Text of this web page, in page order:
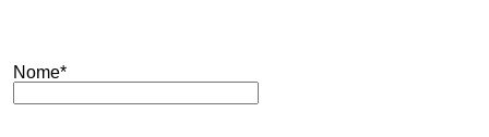
Não
Nome*